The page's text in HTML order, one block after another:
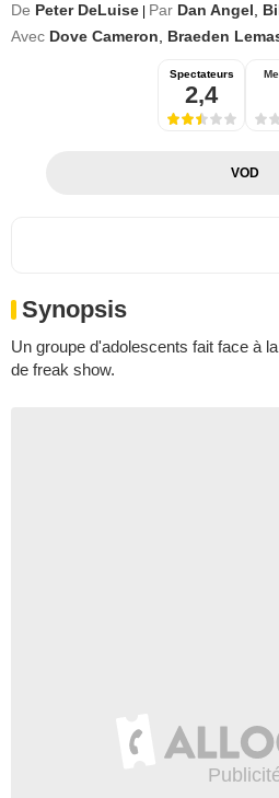
De Peter DeLuise Par Dan Angel
Avec Dove Cameron Braeden
Spectateurs
2,4
VOD
Synopsis
Un groupe d'adolescents fait face à
de freak show.